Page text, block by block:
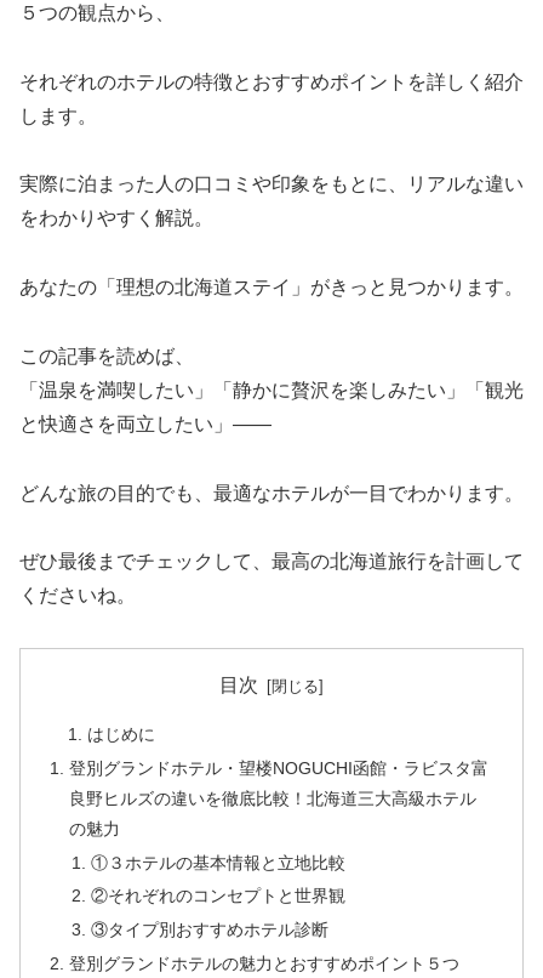
５つの観点から、
それぞれのホテルの特徴とおすすめポイントを詳しく紹介
します。
実際に泊まった人の口コミや印象をもとに、リアルな違い
をわかりやすく解説。
あなたの「理想の北海道ステイ」がきっと見つかります。
この記事を読めば、
「温泉を満喫したい」「静かに贅沢を楽しみたい」「観光
と快適さを両立したい」――
どんな旅の目的でも、最適なホテルが一目でわかります。
ぜひ最後までチェックして、最高の北海道旅行を計画して
くださいね。
目次
はじめに
登別グランドホテル・望楼NOGUCHI函館・ラビスタ富
良野ヒルズの違いを徹底比較！北海道三大高級ホテル
の魅力
①３ホテルの基本情報と立地比較
②それぞれのコンセプトと世界観
③タイプ別おすすめホテル診断
登別グランドホテルの魅力とおすすめポイント５つ